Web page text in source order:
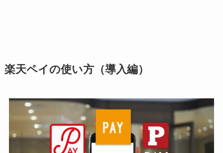
楽天ペイの使い方（導入編）